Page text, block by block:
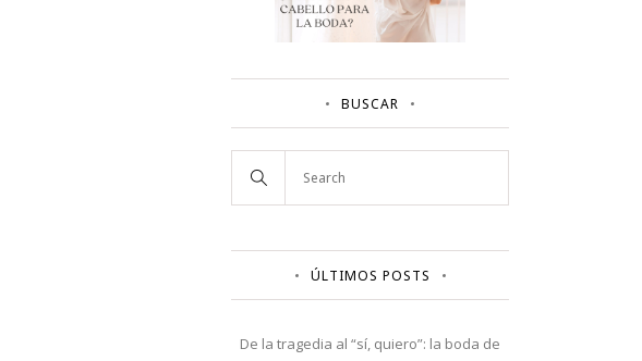
BUSCAR
ÚLTIMOS POSTS
De la tragedia al “sí, quiero”: la boda de